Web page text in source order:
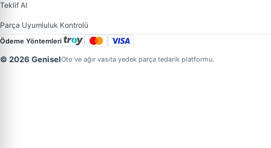
Teklif Al
Parça Uyumluluk Kontrolü
Ödeme Yöntemleri
© 2026 GeniselOto ve ağır vasıta yedek parça tedarik platformu.